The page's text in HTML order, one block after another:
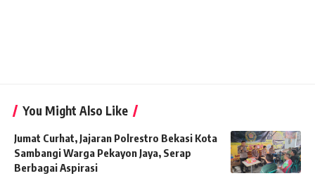
You Might Also Like
Jumat Curhat, Jajaran Polrestro Bekasi Kota
Sambangi Warga Pekayon Jaya, Serap
Berbagai Aspirasi